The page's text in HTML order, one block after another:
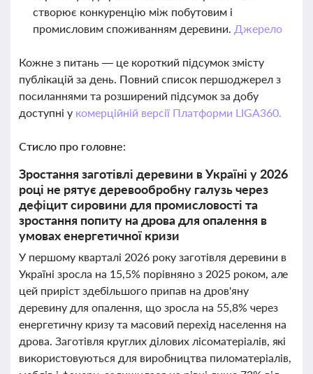
створює конкуренцію між побутовим і
промисловим споживанням деревини. Джерело
Кожне з питань — це короткий підсумок змісту
публікацій за день. Повний список першоджерел з
посиланнями та розширений підсумок за добу
доступні у комерційній версії Платформи LIGA360.
Стисло про головне:
Зростання заготівлі деревини в Україні у 2026
році не рятує деревообробну галузь через
дефіцит сировини для промисловості та
зростання попиту на дрова для опалення в
умовах енергетичної кризи
У першому кварталі 2026 року заготівля деревини в
Україні зросла на 15,5% порівняно з 2025 роком, але
цей приріст здебільшого припав на дров'яну
деревину для опалення, що зросла на 55,8% через
енергетичну кризу та масовий перехід населення на
дрова. Заготівля круглих ділових лісоматеріалів, які
використовуються для виробництва пиломатеріалів,